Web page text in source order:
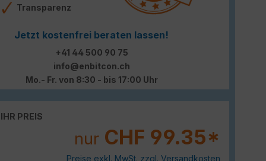
Transparenz
Jetzt kostenfrei beraten lassen!
+41 44 500 90 75
info@enbitcon.ch
Mo.- Fr. von 8:30 - bis 17:00 Uhr
IHR PREIS
nur CHF 99.35*
Preise exkl. MwSt. zzgl. Versandkosten